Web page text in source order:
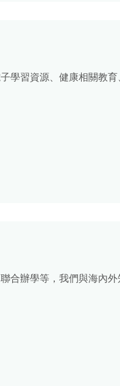
學習資源、健康相關教
合辦學等，我們與海內